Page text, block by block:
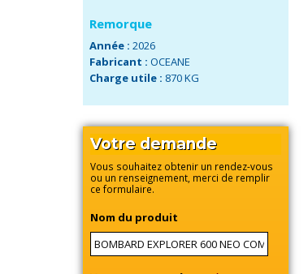
Remorque
Année :2026
Fabricant :OCEANE
Charge utile : 870 KG
Votre demande
Vous souhaitez obtenir un rendez-vous
ou un renseignement, merci de remplir
ce formulaire.
Nom du produit